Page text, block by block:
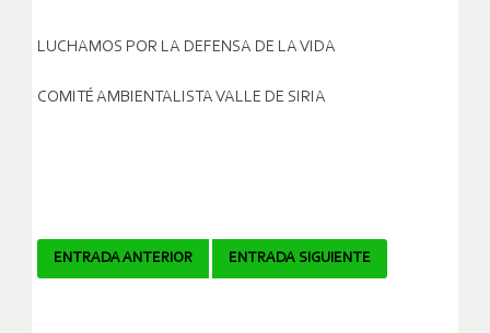
LUCHAMOS POR LA DEFENSA DE LA VIDA
COMITÉ AMBIENTALISTA VALLE DE SIRIA
Navegador
ENTRADA ANTERIOR ENTRADA SIGUIENTE